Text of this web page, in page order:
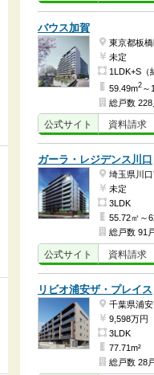
バウス加賀
東京都板
未定
1LDK+S（
59.49m2 ～
総戸数 228
公式サイト 資料請求
ガーラ・レジデンス川口
埼玉県川
未定
3LDK
55.72㎡～
総戸数 91
公式サイト 資料請求
リビオ浦安ザ・プレイス
千葉県浦
9,598万円
3LDK
77.71m²
総戸数 28